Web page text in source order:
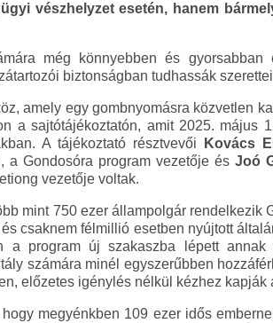
vészhelyzet esetén, hanem
még könnyebben és gyorsabban
biztonságban tudhassák
amely egy gombnyomásra közvetlen
a sajtótájékoztatón, amit 2025. május
A tájékoztató résztvevői
Kovács
, a Gondosóra program vezetője és Joó
vezetője voltak.
mint 750 ezer állampolgár rendelkezik
csaknem félmillió esetben nyújtott
a program új szakaszba lépett
számára minél egyszerűbben
előzetes igénylés nélkül kézhez kapják
megyénkben 109 ezer idős